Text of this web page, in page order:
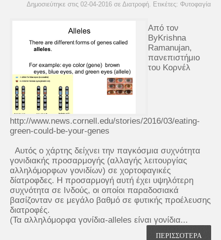
Δημοσιεύτηκε στις 02-04-2016 σε Διατροφή. Ετικέτες: Φυτοφαγία
Από τον
ByKrishna
Ramanujan,
πανεπιστήμιο
του Κορνέλ
http://www.news.cornell.edu/stories/2016/03/eating-
green-could-be-your-genes
Αυτός ο χάρτης δείχνει την παγκόσμια συχνότητα
γονιδιακής προσαρμογής (αλλαγής λειτουργίας
αλληλόμορφων γονιδίων) σε χορτοφαγικές
δίατροφδες. Η προσαρμογή αυτή έχει υψηλότερη
συχνότητα σε Ινδούς, οι οποίοι παραδοσιακά
βασίζονταν σε μεγάλο βαθμό σε φυτικής προέλευσης
διατροφές.
(Τα αλληλόμορφα γονίδια-alleles είναι γονίδια...
ΠΕΡΙΣΣΟΤΕΡΑ